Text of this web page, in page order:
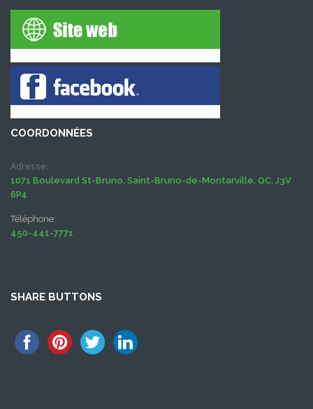
COORDONNÉES
Adresse:
1071 Boulevard St-Bruno, Saint-Bruno-de-Montarville, QC, J3V
6P4
Téléphone:
450-441-7771
SHARE BUTTONS